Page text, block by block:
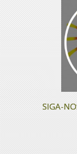
SIGA-